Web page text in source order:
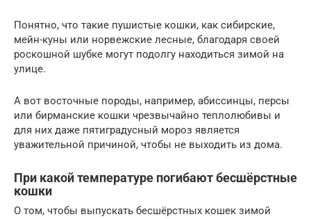
Понятно, что такие пушистые кошки, как сибирские,
мейн-куны или норвежские лесные, благодаря своей
роскошной шубке могут подолгу находиться зимой на
улице.
А вот восточные породы, например, абиссинцы, персы
или бирманские кошки чрезвычайно теплолюбивы и
для них даже пятиградусный мороз является
уважительной причиной, чтобы не выходить из дома.
При какой температуре погибают бесшёрстные
кошки
О том, чтобы выпускать бесшёрстных кошек зимой